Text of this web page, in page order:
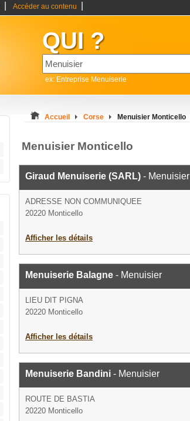
Accéder au contenu
QUI ?
ex: Entreprise Menuiserie
Accueil Corse Menuisier Monticello
Menuisier Monticello
Giraud Menuiserie (SARL) - Menuisier
ADRESSE NON COMMUNIQUEE
20220 Monticello
Afficher les détails
Menuiserie Balagne - Menuisier
LIEU DIT PIGNA
20220 Monticello
Afficher les détails
Menuiserie Bandini - Menuisier
ROUTE DE BASTIA
20220 Monticello